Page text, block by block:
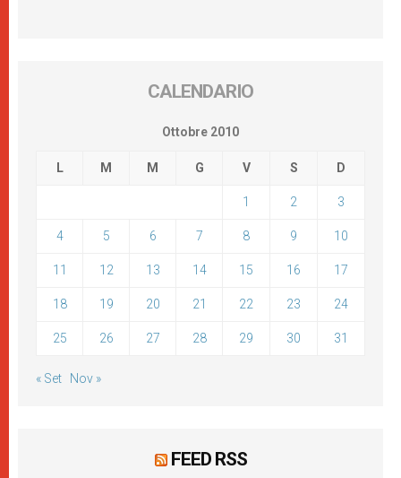
CALENDARIO
Ottobre 2010
L M M G V S D
1 2 3
4 5 6 7 8 9 10
11 12 13 14 15 16 17
18 19 20 21 22 23 24
25 26 27 28 29 30 31
« Set Nov »
FEED RSS